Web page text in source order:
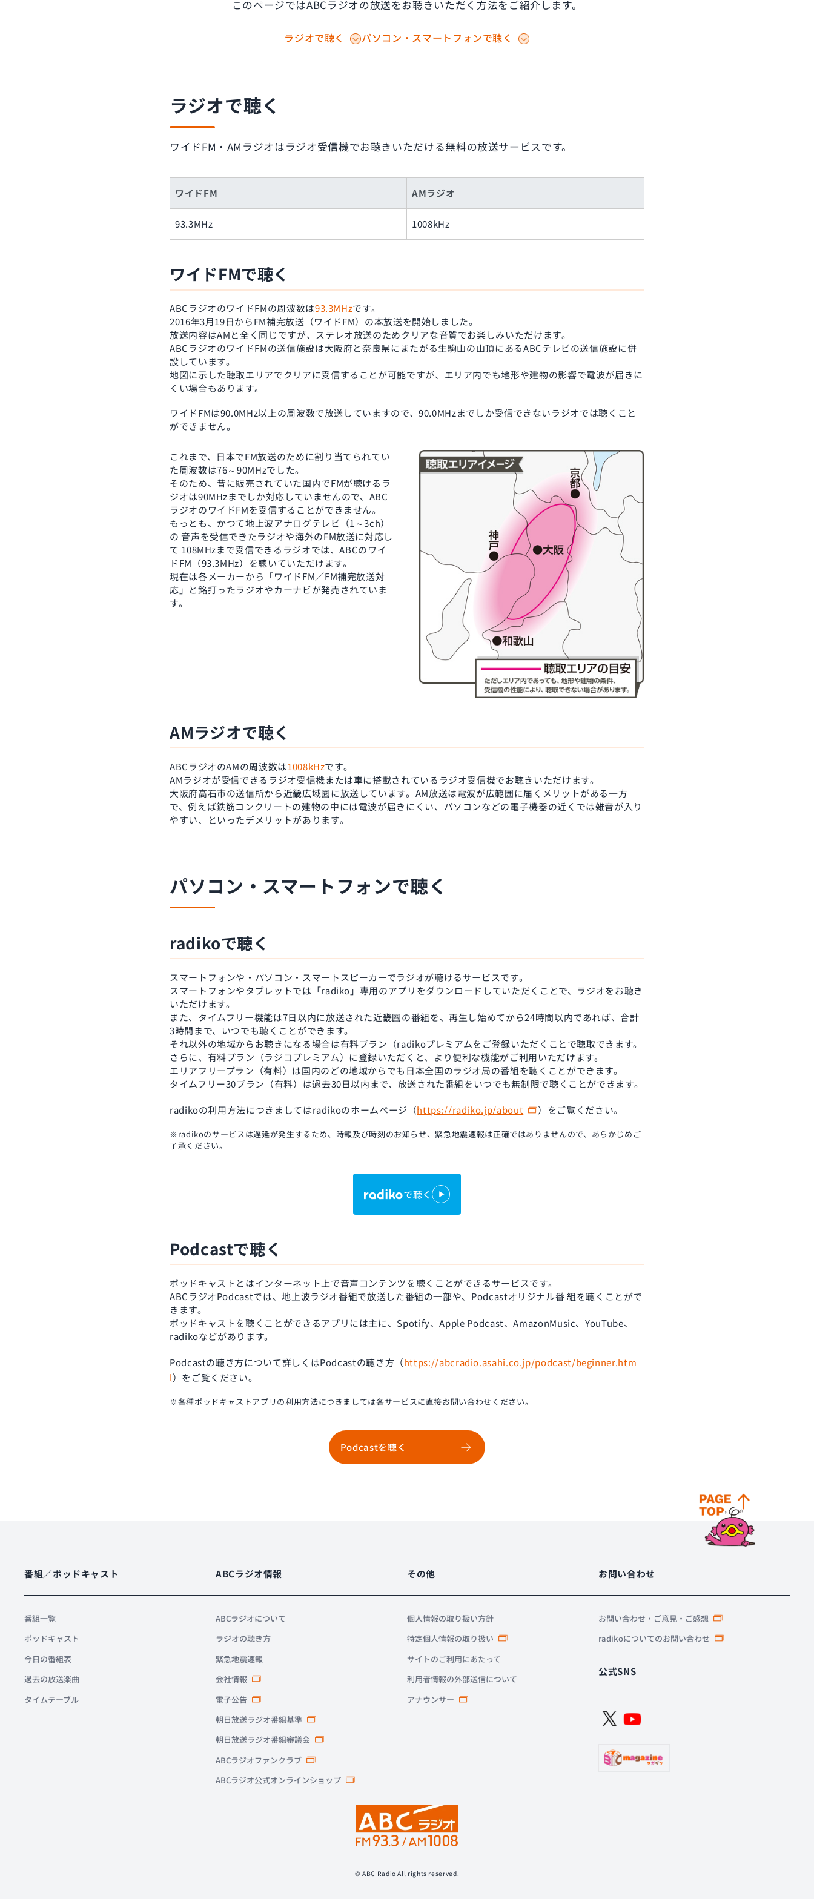
このページではABCラジオの放送をお聴きいただく方法をご紹介します。
ラジオで聴く パソコン・スマートフォンで聴く
ラジオで聴く
ワイドFM・AMラジオはラジオ受信機でお聴きいただける無料の放送サービスです。
ワイドFM AMラジオ
93.3MHz 1008kHz
ワイドFMで聴く
ABCラジオのワイドFMの周波数は93.3MHzです。
2016年3月19日からFM補完放送（ワイドFM）の本放送を開始しました。
放送内容はAMと全く同じですが、ステレオ放送のためクリアな音質でお楽しみいただけます。
ABCラジオのワイドFMの送信施設は大阪府と奈良県にまたがる生駒山の山頂にあるABCテレビの送信施設に併
設しています。
地図に示した聴取エリアでクリアに受信することが可能ですが、エリア内でも地形や建物の影響で電波が届きに
くい場合もあります。
ワイドFMは90.0MHz以上の周波数で放送していますので、90.0MHzまでしか受信できないラジオでは聴くこと
ができません。
これまで、日本でFM放送のために割り当てられてい
た周波数は76～90MHzでした。
そのため、昔に販売されていた国内でFMが聴けるラ
ジオは90MHzまでしか対応していませんので、ABC
ラジオのワイドFMを受信することができません。
もっとも、かつて地上波アナログテレビ（1～3ch）
の 音声を受信できたラジオや海外のFM放送に対応し
て 108MHzまで受信できるラジオでは、ABCのワイ
ドFM（93.3MHz）を聴いていただけます。
現在は各メーカーから「ワイドFM／FM補完放送対
応」と銘打ったラジオやカーナビが発売されていま
す。
AMラジオで聴く
ABCラジオのAMの周波数は1008kHzです。
AMラジオが受信できるラジオ受信機または車に搭載されているラジオ受信機でお聴きいただけます。
大阪府高石市の送信所から近畿広域圏に放送しています。AM放送は電波が広範囲に届くメリットがある一方
で、例えば鉄筋コンクリートの建物の中には電波が届きにくい、パソコンなどの電子機器の近くでは雑音が入り
やすい、といったデメリットがあります。
パソコン・スマートフォンで聴く
radikoで聴く
スマートフォンや・パソコン・スマートスピーカーでラジオが聴けるサービスです。
スマートフォンやタブレットでは「radiko」専用のアプリをダウンロードしていただくことで、ラジオをお聴き
いただけます。
また、タイムフリー機能は7日以内に放送された近畿圏の番組を、再生し始めてから24時間以内であれば、合計
3時間まで、いつでも聴くことができます。
それ以外の地域からお聴きになる場合は有料プラン（radikoプレミアムをご登録いただくことで聴取できます。
さらに、有料プラン（ラジコプレミアム）に登録いただくと、より便利な機能がご利用いただけます。
エリアフリープラン（有料）は国内のどの地域からでも日本全国のラジオ局の番組を聴くことができます。
タイムフリー30プラン（有料）は過去30日以内まで、放送された番組をいつでも無制限で聴くことができます。
radikoの利用方法につきましてはradikoのホームページ（https://radiko.jp/about ）をご覧ください。
※radikoのサービスは遅延が発生するため、時報及び時刻のお知らせ、緊急地震速報は正確ではありませんので、あらかじめご
了承ください。
Podcastで聴く
ポッドキャストとはインターネット上で音声コンテンツを聴くことができるサービスです。
ABCラジオPodcastでは、地上波ラジオ番組で放送した番組の一部や、Podcastオリジナル番 組を聴くことがで
きます。
ポッドキャストを聴くことができるアプリには主に、Spotify、Apple Podcast、AmazonMusic、YouTube、
radikoなどがあります。
Podcastの聴き方について詳しくはPodcastの聴き方（https://abcradio.asahi.co.jp/podcast/beginner.htm
l）をご覧ください。
※各種ポッドキャストアプリの利用方法につきましては各サービスに直接お問い合わせください。
Podcastを聴く
番組／ポッドキャスト
番組一覧
ポッドキャスト
今日の番組表
過去の放送楽曲
タイムテーブル
ABCラジオ情報
ABCラジオについて
ラジオの聴き方
緊急地震速報
会社情報
電子公告
朝日放送ラジオ番組基準
朝日放送ラジオ番組審議会
ABCラジオファンクラブ
ABCラジオ公式オンラインショップ
その他
個人情報の取り扱い方針
特定個人情報の取り扱い
サイトのご利用にあたって
利用者情報の外部送信について
アナウンサー
お問い合わせ
お問い合わせ・ご意見・ご感想
radikoについてのお問い合わせ
公式SNS
© ABC Radio All rights reserved.